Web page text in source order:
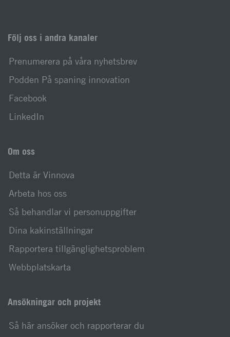
Följ oss i andra kanaler
Prenumerera på våra nyhetsbrev
Podden På spaning innovation
Facebook
LinkedIn
Om oss
Detta är Vinnova
Arbeta hos oss
Så behandlar vi personuppgifter
Dina kakinställningar
Rapportera tillgänglighetsproblem
Webbplatskarta
Ansökningar och projekt
Så här ansöker och rapporterar du